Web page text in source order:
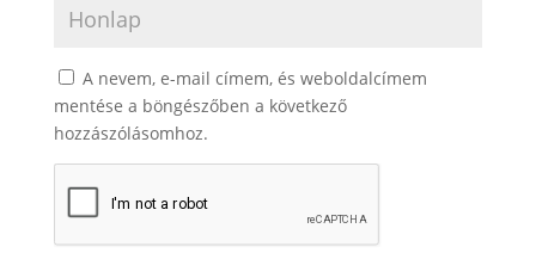
A nevem, e-mail címem, és weboldalcímem
mentése a böngészőben a következő
hozzászólásomhoz.